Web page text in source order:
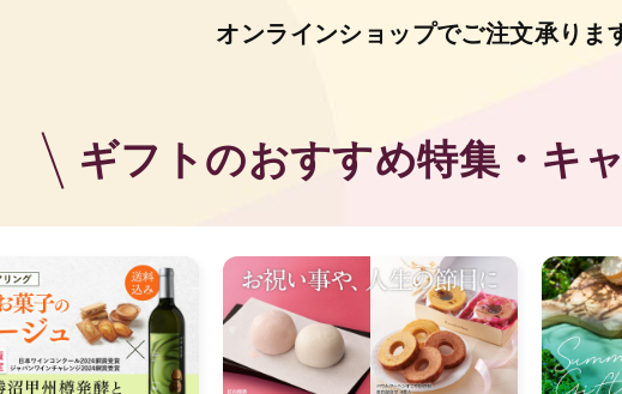
オンラインショップでご注文承りま
ギフトのおすすめ特集 ・キ